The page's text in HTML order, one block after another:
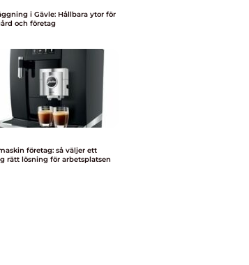
i Gävle: Hållbara ytor för
och företag
företag: så väljer ett
rätt lösning för arbetsplatsen